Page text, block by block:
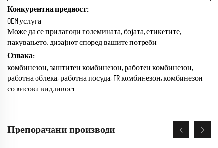
Конкурентна предност:
OEM услуга
Може да се прилагоди големината, бојата, етикетите,
пакувањето, дизајнот според вашите потреби
Ознака:
комбинезон, заштитен комбинезон, работен комбинезон,
работна облека, работна посуда, FR комбинезон, комбинезон
со висока видливост
Препорачани производи